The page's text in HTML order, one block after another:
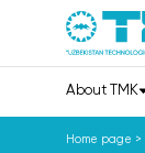
About TMK
Home page >